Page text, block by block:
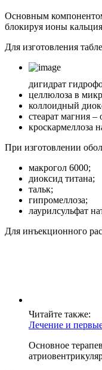
Основным
блокируя ионы
Для изготовления
дигидрат
целлюлоза в
коллоидный
стеарат магния
кроскармеллоза
При изготовлении
макрогол 6000;
диоксид титана;
тальк;
гипромеллоза;
лаурилсульфат
Для инъекционного
Читайте также:
Лечение и
Основное